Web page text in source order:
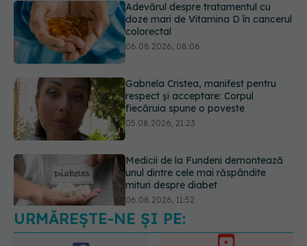
Adevărul despre tratamentul cu
doze mari de Vitamina D în cancerul
colorectal
06.08.2026, 08:06
Gabriela Cristea, manifest pentru
respect și acceptare: Corpul
fiecăruia spune o poveste
05.08.2026, 21:23
Medicii de la Fundeni demontează
unul dintre cele mai răspândite
mituri despre diabet
06.08.2026, 11:52
URMĂREȘTE-NE ȘI PE: